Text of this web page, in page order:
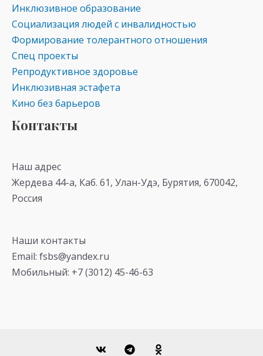
Инклюзивное образование
Социализация людей с инвалидностью
Формирование толерантного отношения
Спец проекты
Репродуктивное здоровье
Инклюзивная эстафета
Кино без барьеров
Контакты
Наш адрес
Жердева 44-а, Каб. 61, Улан-Удэ, Бурятия, 670042,
Россия
Наши контакты
Email: fsbs@yandex.ru
Мобильный: +7 (3012) 45-46-63